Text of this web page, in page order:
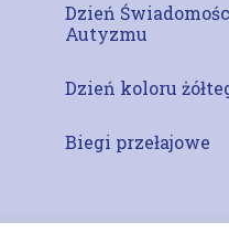
Dzień
Autyzmu
Dzień koloru
Biegi przełajowe